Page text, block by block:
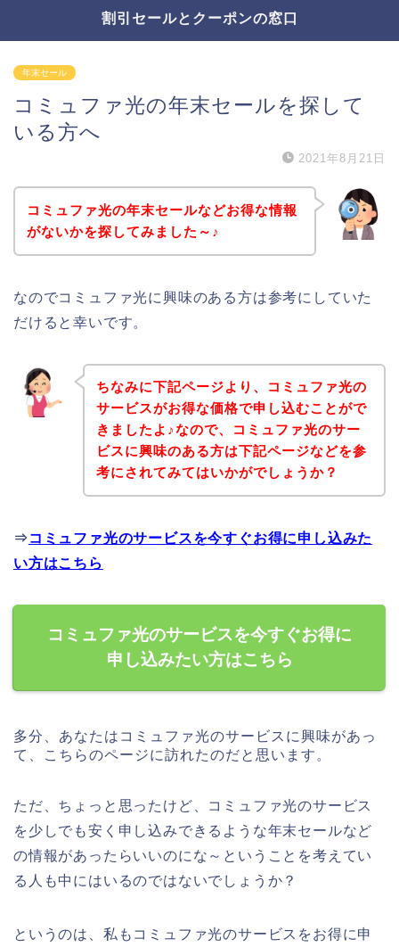
割引セールとクーポンの窓口
年末セール
コミュファ光の年末セールを探して
いる方へ
2021年8月21日
コミュファ光の年末セールなどお得な情報
がないかを探してみました～♪
なのでコミュファ光に興味のある方は参考にしていた
だけると幸いです。
ちなみに下記ページより、コミュファ光の
サービスがお得な価格で申し込むことがで
きましたよ♪なので、コミュファ光のサー
ビスに興味のある方は下記ページなどを参
考にされてみてはいかがでしょうか？
⇒ コミュファ光のサービスを今すぐお得に申し込みた
い方はこちら
コミュファ光のサービスを今すぐお得に
申し込みたい方はこちら
多分、あなたはコミュファ光のサービスに興味があっ
て、こちらのページに訪れたのだと思います。
ただ、ちょっと思ったけど、コミュファ光のサービス
を少しでも安く申し込みできるような年末セールなど
の情報があったらいいのにな～ということを考えてい
る人も中にはいるのではないでしょうか？
というのは、私もコミュファ光のサービスをお得に申